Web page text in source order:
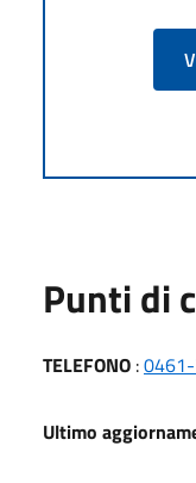
Punti di
TELEFONO :
Ultimo